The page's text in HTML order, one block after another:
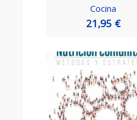
Cocina
21,95 €